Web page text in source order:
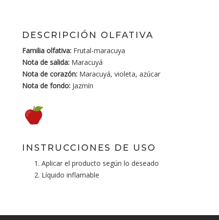
DESCRIPCIÓN OLFATIVA
Familia olfativa: Frutal-maracuya
Nota de salida: Maracuyá
Nota de corazón: Maracuyá, violeta, azúcar
Nota de fondo: Jazmín
INSTRUCCIONES DE USO
Aplicar el producto según lo deseado
Líquido inflamable